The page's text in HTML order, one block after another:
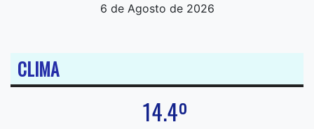
6 de Agosto de 2026
CLIMA
14.4º